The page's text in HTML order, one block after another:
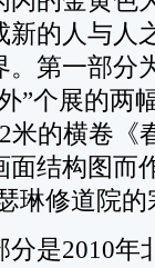
新的人与人
。第一部分
”个展的两
米的横卷《
面结构图而
琳修道院
2010年